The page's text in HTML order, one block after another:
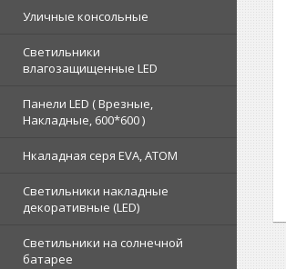
Уличные консольные
Светильники
влагозащищенные LED
Панели LED ( Врезные,
Накладные, 600*600 )
Нкаладная серя EVA, ATOM
Светильники накладные
декоративные (LED)
Светильники на солнечной
батарее